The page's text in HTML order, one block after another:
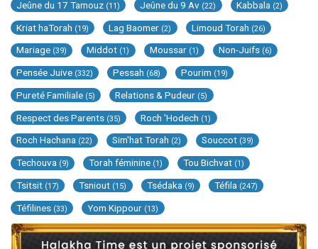
Jeûne du 17 Tamouz (11) Jeûne du 9 Av (22) Kabbala (2)
Kriat haTorah (19) Lag Baomer (2) Limoud Torah (26)
Mariage (39) Middot (1) Moussar (1) Non-Juifs (6)
Pensée Juive (332) Pessah (68) Pourim (19)
Pureté Familiale (5) Relations & Pudeur (5)
Respect des Parents (35) Roch 'Hodech (1)
Roch Hachana (22) Sim'hat Torah (2) Souccot (39)
Techouva (9) Torah féminine (1) Tou Bichvat (1)
Tsitsit (17) Tsniout (15) Tsédaka (9) Téfila (247)
Téfilines (33) Yom Kippour (13)